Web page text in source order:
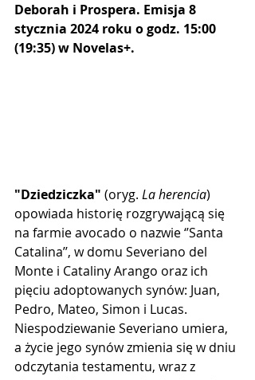
Deborah i Prospera. Emisja 8
stycznia 2024 roku o godz. 15:00
(19:35) w Novelas+.
"Dziedziczka" (oryg. La herencia)
opowiada historię rozgrywającą się
na farmie avocado o nazwie ‘’Santa
Catalina’’, w domu Severiano del
Monte i Cataliny Arango oraz ich
pięciu adoptowanych synów: Juan,
Pedro, Mateo, Simon i Lucas.
Niespodziewanie Severiano umiera,
a życie jego synów zmienia się w dniu
odczytania testamentu, wraz z